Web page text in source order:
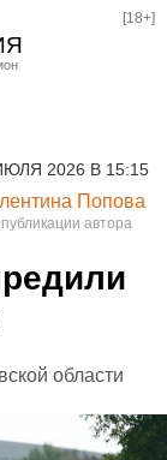
[18+]
2026 В 15:15
Попова
области